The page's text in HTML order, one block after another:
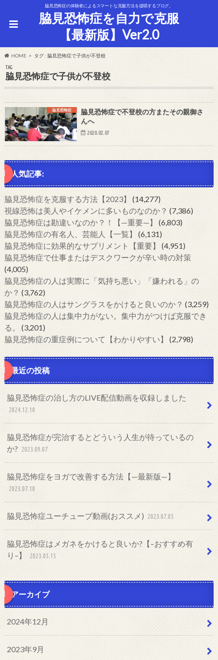
脇見恐怖症の体験者によるスマートな克服方法を提唱するブログ。
脇見恐怖症を自力で克服
【最新版】Ver2.0
HOME タグ : 脇見恐怖症で子供が不登校
TAG
脇見恐怖症で子供が不登校
脇見恐怖症
脇見恐怖症で不登校の方またその親御さ
んへ
2020.02.07
人気記事:
脇見恐怖症を克服する方法【2023】
(14,277)
視線恐怖は美人やイケメンに多いものなのか？ (7,386)
脇見恐怖症は勘違いなのか？！【—重要—】
(6,803)
脇見恐怖症の有名人、芸能人【一覧】
(6,131)
脇見恐怖症に効果的なサプリメント【重要】
(4,951)
脇見恐怖症で仕事またはデスクワークが辛い時の対策
(4,005)
脇見恐怖症の人は実際に「気持ち悪い」「嫌われる」の
か？ (3,762)
脇見恐怖症の人はサングラスをかけると良いのか？ (3,259)
脇見恐怖症の人は集中力がない。集中力がつけば克服でき
る。
(3,201)
脇見恐怖症の重症例について【わかりやすい】
(2,798)
最近の投稿
脇見恐怖症の治し方のLIVE配信動画を収録しました
2024.12.10
脇見恐怖症が完治するとどういう人生が待っているの
か? 2023.09.07
脇見恐怖症をヨガで改善する方法【—最新版—】
2023.07.10
脇見恐怖症ユーチューブ動画(おススメ) 2023.07.05
脇見恐怖症はメガネをかけると良いか?【–おすすめ有
り–】
2023.05.15
アーカイブ
2024年12月
2023年9月